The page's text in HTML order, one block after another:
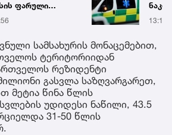
მძიმე
მყოფი
14:52
სამსახურის მონაცემებით,
ტერიტორიიდან
რეზიდენტი
გასვლა საზღვარგარეთ,
მეტია წინა წლის
უდიდესი ნაწილი, 43.5
31-50 წლის